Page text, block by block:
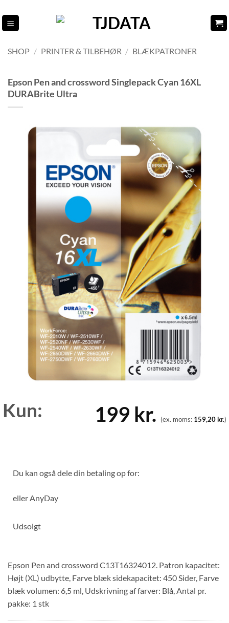
til
indhold
SHOP / PRINTER & TILBEHØR / BLÆKPATRONER
Epson Pen and crossword Singlepack Cyan 16XL
DURABrite Ultra
Kun: 199 kr. (ex. moms: 159,20kr.)
Du kan også dele din betaling op for:
ellerAnyDay
Udsolgt
Epson Pen and crossword C13T16324012. Patron kapacitet:
Højt (XL) udbytte, Farve blæk sidekapacitet: 450 Sider, Farve
blæk volumen: 6,5 ml, Udskrivning af farver: Blå, Antal pr.
pakke: 1 stk